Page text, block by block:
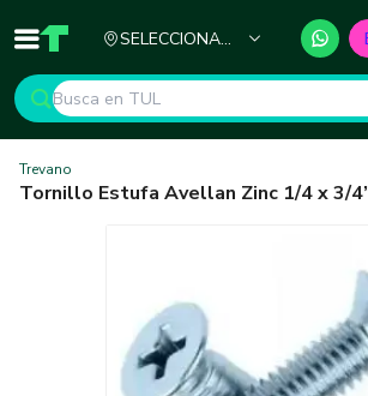
Inicio TUL - Tu Marketplace de
SELECCIONA
Trevano
Tornillo Estufa Avellan Zinc 1/4 x 3/